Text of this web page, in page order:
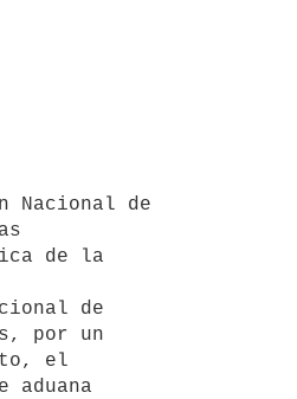
Nacional de
de la
de
por un
el
aduana